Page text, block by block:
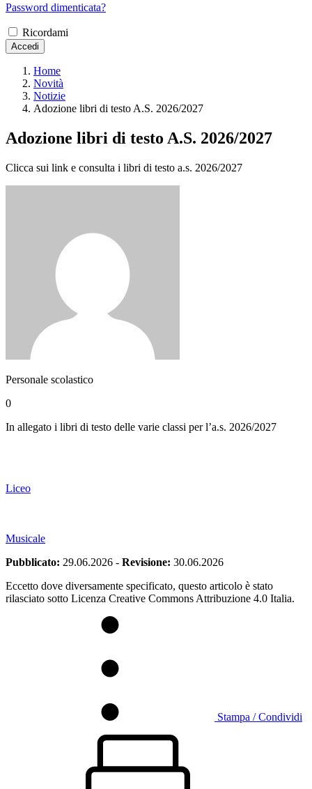
Password dimenticata?
Ricordami
Accedi
Home
Novità
Notizie
Adozione libri di testo A.S. 2026/2027
Adozione libri di testo A.S. 2026/2027
Clicca sui link e consulta i libri di testo a.s. 2026/2027
Personale scolastico
0
In allegato i libri di testo delle varie classi per l’a.s. 2026/2027
Liceo
Musicale
Pubblicato: 29.06.2026 - Revisione: 30.06.2026
Eccetto dove diversamente specificato, questo articolo è stato
rilasciato sotto Licenza Creative Commons Attribuzione 4.0 Italia.
Stampa / Condividi